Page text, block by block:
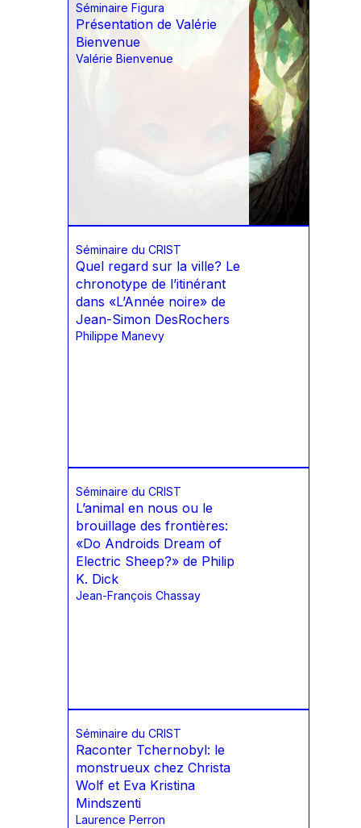
Séminaire Figura
Présentation de Valérie
Bienvenue
Valérie Bienvenue
Séminaire du CRIST
Quel regard sur la ville? Le
chronotype de l’itinérant
dans «L’Année noire» de
Jean-Simon DesRochers
Philippe Manevy
Séminaire du CRIST
L’animal en nous ou le
brouillage des frontières:
«Do Androids Dream of
Electric Sheep?» de Philip
K. Dick
Jean-François Chassay
Séminaire du CRIST
Raconter Tchernobyl: le
monstrueux chez Christa
Wolf et Eva Kristina
Mindszenti
Laurence Perron